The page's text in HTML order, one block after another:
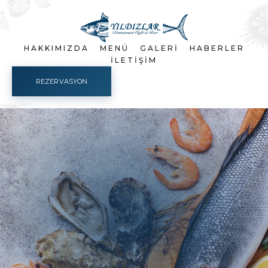
HAKKIMIZDA MENÜ GALERI
HABERLER
İLETIŞIM
REZERVASYON